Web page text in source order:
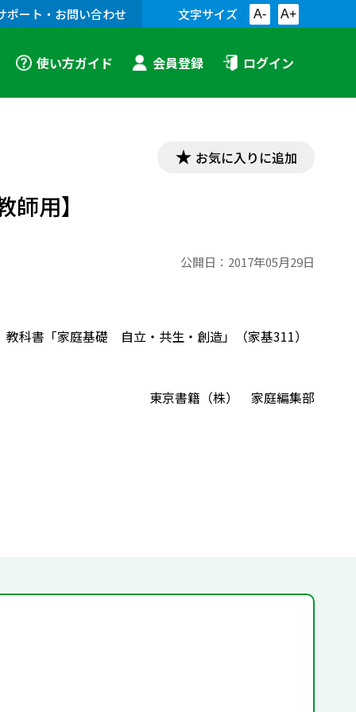
ポート・お問い合わせ 文字サイズ A- A+
使い方ガイド 会員登録 ログイン
お気に入りに追加
用】
公開日： 2017年05月29日
科書「家庭基礎 自立・共生・創造」（家基311）
東京書籍（株） 家庭編集部